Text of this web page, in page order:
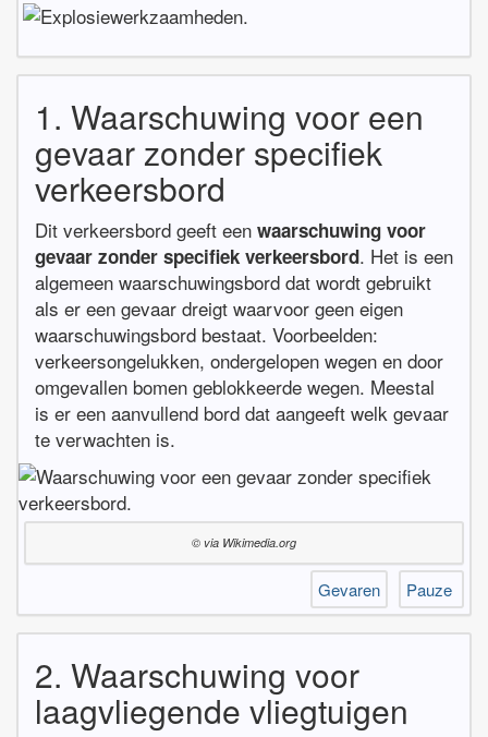
1. Waarschuwing voor een
gevaar zonder specifiek
verkeersbord
Dit verkeersbord geeft een waarschuwing voor
gevaar zonder specifiek verkeersbord. Het is een
algemeen waarschuwingsbord dat wordt gebruikt
als er een gevaar dreigt waarvoor geen eigen
waarschuwingsbord bestaat. Voorbeelden:
verkeersongelukken, ondergelopen wegen en door
omgevallen bomen geblokkeerde wegen. Meestal
is er een aanvullend bord dat aangeeft welk gevaar
te verwachten is.
© via Wikimedia.org
Gevaren Pauze
2. Waarschuwing voor
laagvliegende vliegtuigen